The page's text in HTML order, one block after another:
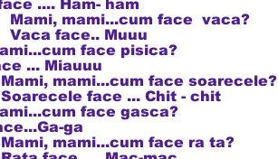
.... Ham- ham
mami...cum face vaca?
face.. Muuu
face pisica?
... Miauuu
mami...cum face soarecele?
face ... Chit - chit
face gasca?
ga
mami...cum face ra ta?